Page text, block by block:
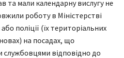
та мали календарну вислугу не
роботу в Міністерстві
поліції (їх територіальних
на посадах, що
відповідно до